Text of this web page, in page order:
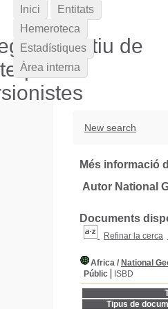
Col·lectiu de
New search
Més informació
Autor National
Documents
Refinar la cerca
Africa / National
Públic
ISBD
Tipus de
Inici
Entitats
Hemeroteca
Estadístiques
Àrea interna